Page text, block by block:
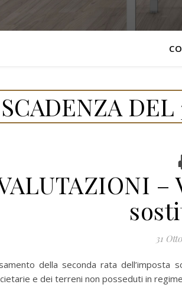
SCADENZA DEL
31
della seconda rata dell’imposta
e dei terreni non posseduti in